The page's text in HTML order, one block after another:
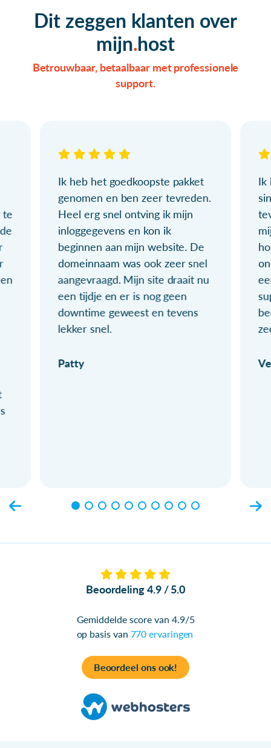
Dit zeggen klanten over
mijn host
Betrouwbaar, betaalbaar met professionele
support.
te
Ik heb het goedkoopste pakket
genomen en ben zeer tevreden.
Heel erg snel ontving ik mijn
inloggegevens en kon ik
beginnen aan mijn website. De
domeinnaam was ook zeer snel
aangevraagd. Mijn site draait nu
een tijdje en er is nog geen
downtime geweest en tevens
lekker snel.
Patty
Ik
Beoordeling 4.9 / 5.0
Gemiddelde score van 4.9/5
op basis van 770 ervaringen
Beoordeel ons ook!